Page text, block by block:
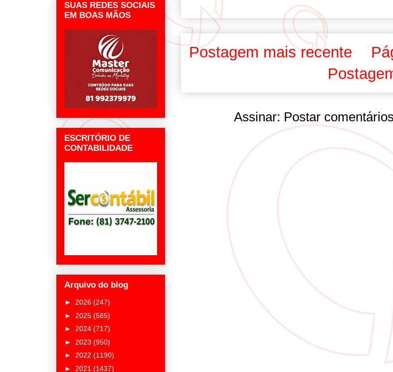
Postagem mais recente
Assinar: Postar
SUAS REDES SOCIAIS
EM BOAS MÃOS
ESCRITÓRIO DE
CONTABILIDADE
Arquivo do blog
► 2026 (247)
► 2025 (585)
► 2024 (717)
► 2023 (950)
► 2022 (1190)
► 2021 (1437)